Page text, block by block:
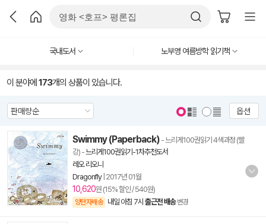
국내도서 노부영 여름방학 읽기책
이 분야에 173개의 상품이 있습니다.
옵션
Swimmy (Paperback) - 느리게100권읽기 4색과정 (빨
강) -느리게100권읽기-1차추천도서
레오 리오니
Dragonfly| 2017년 01월
10,620원 (15% 할인 / 540원)
양탄자배송 내일 아침 7시 출근전 배송 변경